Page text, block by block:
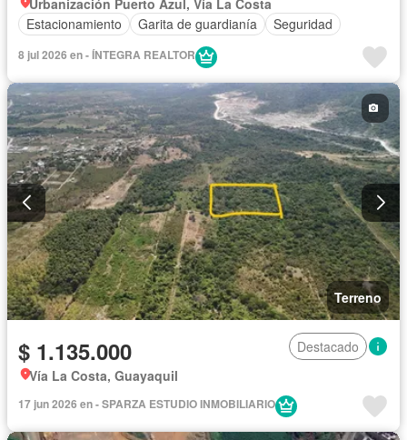
Estacionamiento
Garita de guardianía Seguridad
8 jul 2026 en - ÍNTEGRA REALTOR
Terreno
$ 1.135.000
Destacado
Vía La Costa, Guayaquil
17 jun 2026 en - SPARZA ESTUDIO INMOBILIARIO